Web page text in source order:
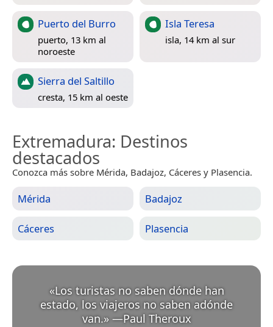
Puerto del Burro
puerto, 13 km al
noroeste
Isla Teresa
isla, 14 km al sur
Sierra del Saltillo
cresta, 15 km al oeste
Extremadura: Destinos
destacados
Conozca más sobre Mérida, Badajoz, Cáceres y Plasencia.
Mérida Badajoz
Cáceres Plasencia
«Los turistas no saben dónde han
estado, los viajeros no saben adónde
van.» —Paul Theroux